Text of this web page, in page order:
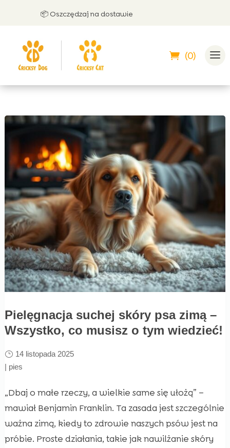
📦 Oszczędzaj na dostawie
(0)
Pielęgnacja suchej skóry psa zimą –
Wszystko, co musisz o tym wiedzieć!
14 listopada 2025
| pies
„Dbaj o małe rzeczy, a wielkie same się ułożą” –
mawiał Benjamin Franklin. Ta zasada jest szczególnie
ważna zimą, kiedy to zdrowie naszych psów jest na
próbie. Proste działania, takie jak nawilżanie skóry